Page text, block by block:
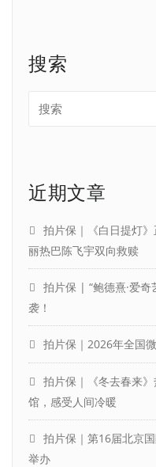
搜索
近期文章
拍片保｜《白日提灯
丽热巴陈飞宇双向救赎
拍片保 | “鲍德熹·爱奇
袭！
拍片保｜2026年全国
拍片保｜《冬去春来
馆，感受人间冷暖
拍片保｜第16届北京
举办